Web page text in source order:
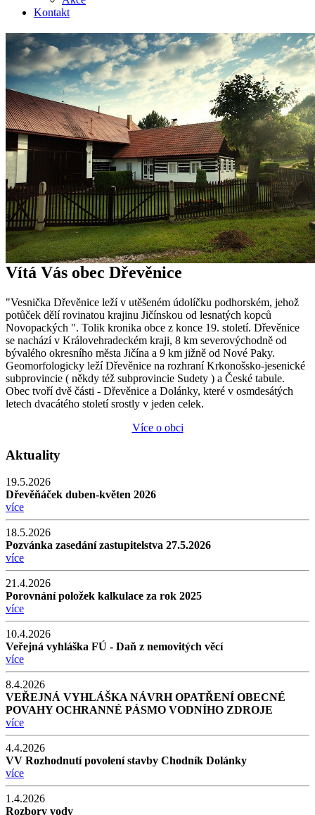
Kontakt
Vítá Vás obec Dřevěnice
"Vesnička Dřevěnice leží v utěšeném údolíčku podhorském, jehož
potůček dělí rovinatou krajinu Jičínskou od lesnatých kopců
Novopackých ". Tolik kronika obce z konce 19. století. Dřevěnice
se nachází v Královehradeckém kraji, 8 km severovýchodně od
bývalého okresního města Jičína a 9 km jižně od Nové Paky.
Geomorfologicky leží Dřevěnice na rozhraní Krkonošsko-jesenické
subprovincie ( někdy též subprovincie Sudety ) a České tabule.
Obec tvoří dvě části - Dřevěnice a Dolánky, které v osmdesátých
letech dvacátého století srostly v jeden celek.
Více o obci
Aktuality
19.5.2026
Dřevěňáček duben-květen 2026
více
18.5.2026
Pozvánka zasedání zastupitelstva 27.5.2026
více
21.4.2026
Porovnání položek kalkulace za rok 2025
více
10.4.2026
Veřejná vyhláška FÚ - Daň z nemovitých věcí
více
8.4.2026
VEŘEJNÁ VYHLÁŠKA NÁVRH OPATŘENÍ OBECNÉ
POVAHY OCHRANNÉ PÁSMO VODNÍHO ZDROJE
více
4.4.2026
VV Rozhodnutí povolení stavby Chodník Dolánky
více
1.4.2026
Rozbory vody